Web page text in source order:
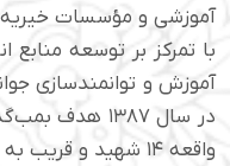
آموزشی و مؤسسات خیریه
با تمرکز بر توسعه منابع
آموزش و توانمندسازی
در سال ۱۳۸۷